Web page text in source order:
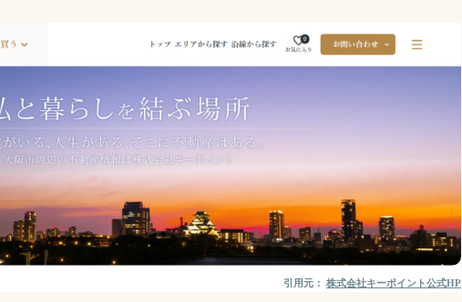
引用元： 株式会社キーポイント公式HP